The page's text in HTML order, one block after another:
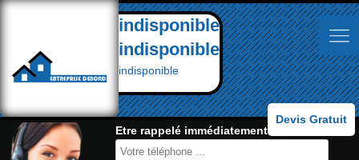
indisponible
indisponible
indisponible
Devis Gratuit
Etre rappelé immédiatement: